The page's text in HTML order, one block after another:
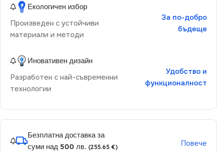
Екологичен избор
Произведен с устойчиви
материали и методи
За по-добро
бъдеще
Иновативен дизайн
Разработен с най-съвременни
технологии
Удобство и
функционалност
Безплатна доставка за
суми над 500 лв. (255.65 €) Повече